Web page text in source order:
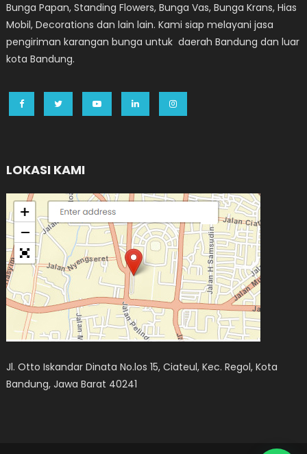
Bunga Papan, Standing Flowers, Bunga Vas, Bunga Krans, Hias
Mobil, Decorations dan lain lain. Kami siap melayani jasa
pengiriman karangan bunga untuk daerah Bandung dan luar
kota Bandung.
LOKASI KAMI
Jl. Otto Iskandar Dinata No.los 15, Ciateul, Kec. Regol, Kota
Bandung, Jawa Barat 40241